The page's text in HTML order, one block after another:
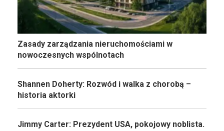
Zasady zarządzania nieruchomościami w
nowoczesnych wspólnotach
Shannen Doherty: Rozwód i walka z chorobą –
historia aktorki
Jimmy Carter: Prezydent USA, pokojowy noblista.